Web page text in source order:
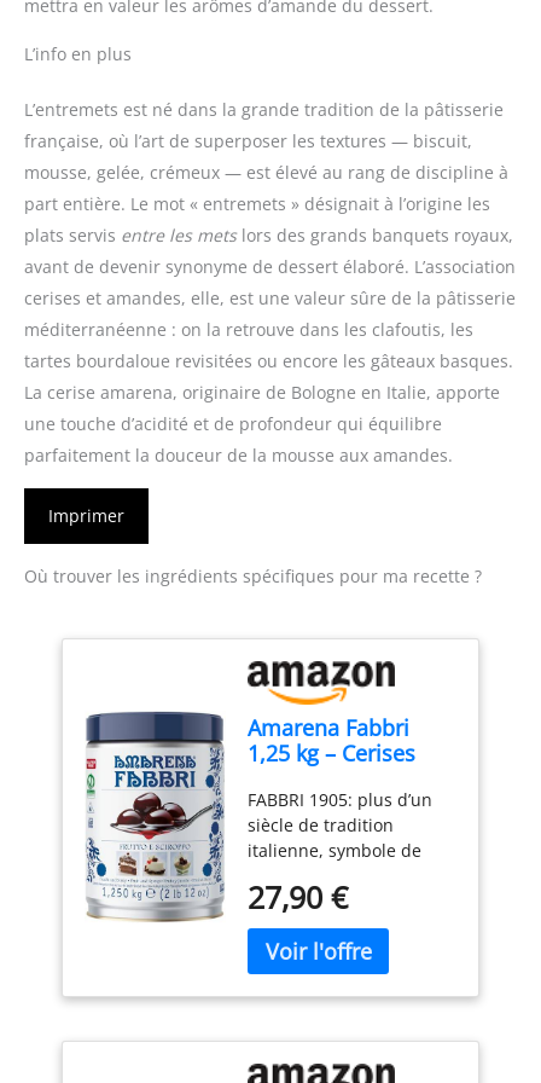
mettra en valeur les arômes d’amande du dessert.
L’info en plus
L’entremets est né dans la grande tradition de la pâtisserie
française, où l’art de superposer les textures — biscuit,
mousse, gelée, crémeux — est élevé au rang de discipline à
part entière. Le mot « entremets » désignait à l’origine les
plats servis entre les metslors des grands banquets royaux,
avant de devenir synonyme de dessert élaboré. L’association
cerises et amandes, elle, est une valeur sûre de la pâtisserie
méditerranéenne : on la retrouve dans les clafoutis, les
tartes bourdaloue revisitées ou encore les gâteaux basques.
La cerise amarena, originaire de Bologne en Italie, apporte
une touche d’acidité et de profondeur qui équilibre
parfaitement la douceur de la mousse aux amandes.
Imprimer
Où trouver les ingrédients spécifiques pour ma recette ?
Amarena Fabbri
1,25 kg – Cerises
semi-confites, sans
gluten – Desserts,
glaces et cocktails
FABBRI 1905: plus d’un
siècle de tradition
italienne, symbole de
AMARENA FABBRI: icône
de la tradition italienne,
avec la même recette
créée par la grand-mère
Rachele en 1915,
27,90 €